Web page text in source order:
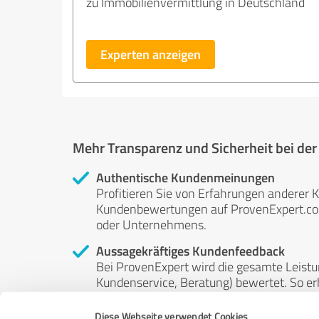
Experten anzeigen
Mehr Transparenz und Sicherheit bei
Authentische Kundenmeinungen
Profitieren Sie von Erfahrungen anderer
Kundenbewertungen auf
oder Unternehmens.
Aussagekräftiges Kundenfeedback
Bei ProvenExpert wird die gesamte
Kundenservice, Beratung) bewertet. So